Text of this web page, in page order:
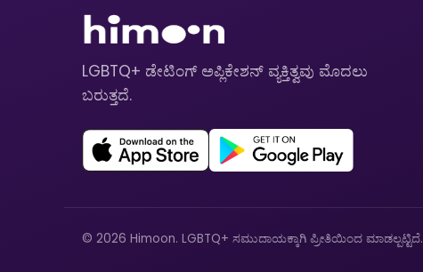
LGBTQ+ ಡೇಟಿಂಗ್ ಅಪ್ಲಿಕೇಶನ್ ವ್ಯಕ್ತಿತ್ವವು ಮೊದಲು
ಬರುತ್ತದೆ.
© 2026 Himoon. LGBTQ+ ಸಮುದಾಯಕ್ಕಾಗಿ ಪ್ರೀತಿಯಿಂದ ಮಾಡಲ್ಪಟ್ಟಿದೆ.